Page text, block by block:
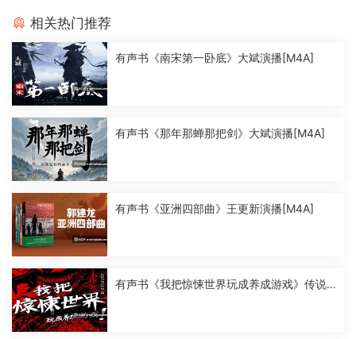
相关热门推荐
有声书《南宋第一卧底》大斌演播[M4A]
有声书《那年那蝉那把剑》大斌演播[M4A]
有声书《亚洲四部曲》王更新演播[M4A]
有声书《我把惊悚世界玩成养成游戏》传说